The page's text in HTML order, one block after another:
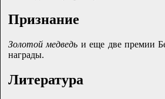
Признание
Золотой медведь и еще две премии
награды.
Литература